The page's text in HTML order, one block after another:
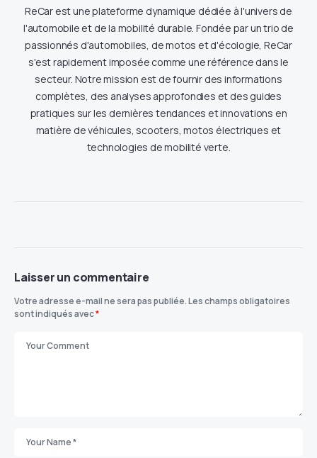
ReCar est une plateforme dynamique dédiée à l'univers de
l'automobile et de la mobilité durable. Fondée par un trio de
passionnés d'automobiles, de motos et d'écologie, ReCar
s'est rapidement imposée comme une référence dans le
secteur. Notre mission est de fournir des informations
complètes, des analyses approfondies et des guides
pratiques sur les dernières tendances et innovations en
matière de véhicules, scooters, motos électriques et
technologies de mobilité verte.
Laisser un commentaire
Votre adresse e-mail ne sera pas publiée.Les champs obligatoires
sont indiqués avec*